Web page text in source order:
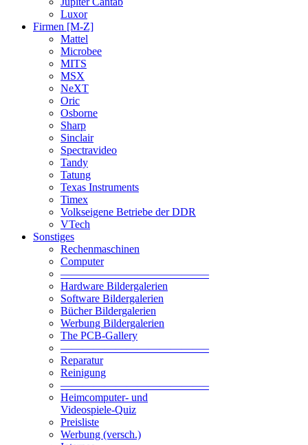
Luxor
Firmen [M-Z]
Mattel
Microbee
MITS
MSX
NeXT
Oric
Osborne
Sharp
Sinclair
Spectravideo
Tandy
Tatung
Texas Instruments
Timex
Volkseigene Betriebe der DDR
VTech
Sonstiges
Rechenmaschinen
Computer
—————————————–
Hardware Bildergalerien
Software Bildergalerien
Bücher Bildergalerien
Werbung Bildergalerien
The PCB-Gallery
—————————————–
Reparatur
Reinigung
—————————————–
Heimcomputer- und
Videospiele-Quiz
Preisliste
Werbung (versch.)